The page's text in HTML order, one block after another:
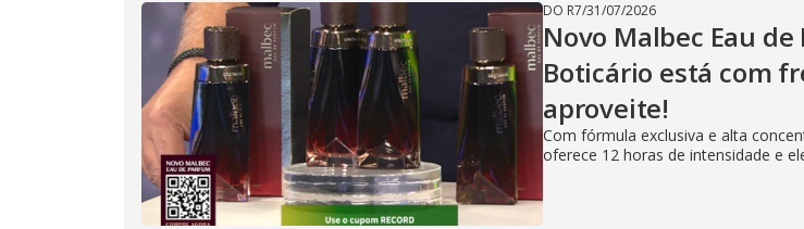
DO R7/31/07/2026
Novo Malbec Eau
Boticário está com
aproveite!
Com fórmula exclusiva e alta
oferece 12 horas de intensidade e